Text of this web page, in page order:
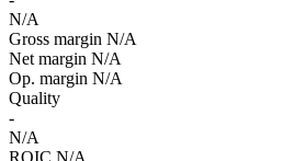
N/A
Gross margin N/A
Net margin N/A
Op. margin N/A
Quality
-
N/A
ROIC N/A